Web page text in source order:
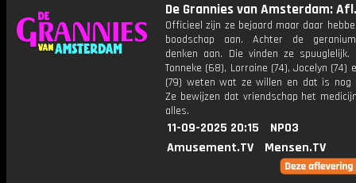
De Grannies van Amsterdam:
Officieel zijn ze bejaard maar daar
boodschap aan. Achter de
denken aan. Die vinden ze spuuglelijk.
Tonneke (68), Lorraine (74), Jocelyn (74)
(79) weten wat ze willen en dat is nog
Ze bewijzen dat vriendschap het
alles.
11-09-2025 20:15
NPO3
Amusement.TV
Mensen.TV